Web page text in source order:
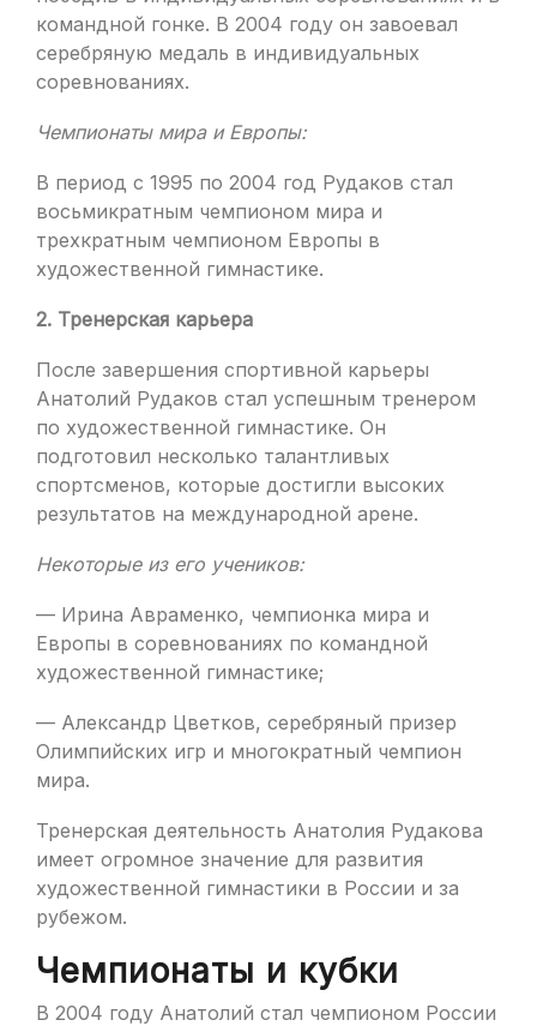
командной гонке. В 2004 году он завоевал
серебряную медаль в индивидуальных
соревнованиях.
Чемпионаты мира и Европы:
В период с 1995 по 2004 год Рудаков стал
восьмикратным чемпионом мира и
трехкратным чемпионом Европы в
художественной гимнастике.
2. Тренерская карьера
После завершения спортивной карьеры
Анатолий Рудаков стал успешным тренером
по художественной гимнастике. Он
подготовил несколько талантливых
спортсменов, которые достигли высоких
результатов на международной арене.
Некоторые из его учеников:
— Ирина Авраменко, чемпионка мира и
Европы в соревнованиях по командной
художественной гимнастике;
— Александр Цветков, серебряный призер
Олимпийских игр и многократный чемпион
мира.
Тренерская деятельность Анатолия Рудакова
имеет огромное значение для развития
художественной гимнастики в России и за
рубежом.
Чемпионаты и кубки
В 2004 году Анатолий стал чемпионом России